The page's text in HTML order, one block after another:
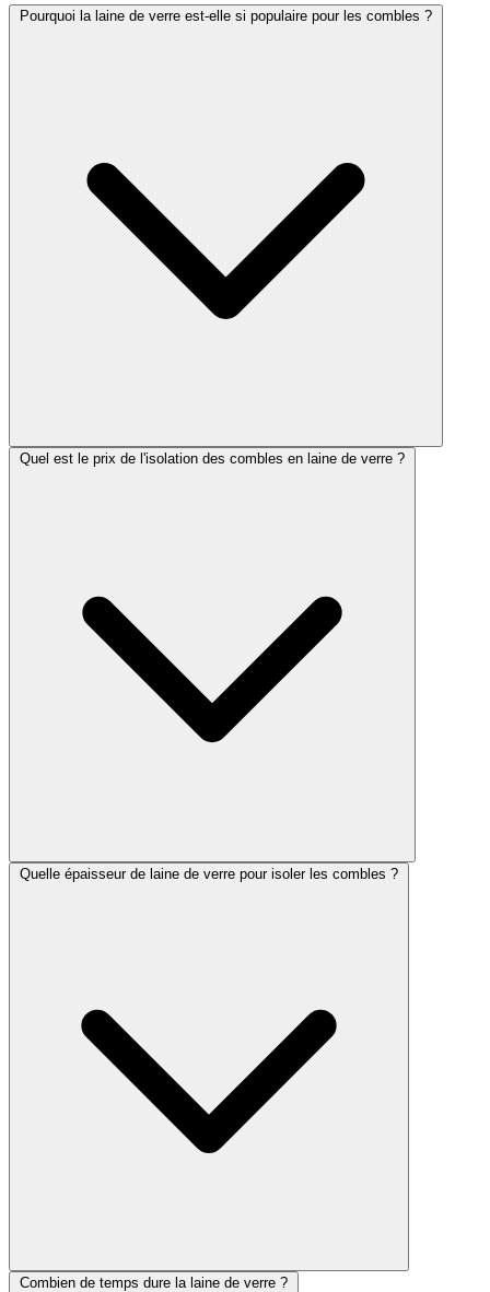
Pourquoi la laine de verre est-elle si populaire pour les combles ?
Quel est le prix de l'isolation des combles en laine de verre ?
Quelle épaisseur de laine de verre pour isoler les combles ?
Combien de temps dure la laine de verre ?